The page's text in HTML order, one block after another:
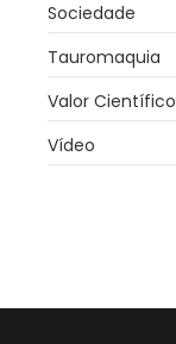
Sociedade
Tauromaquia
Valor Científico
Vídeo